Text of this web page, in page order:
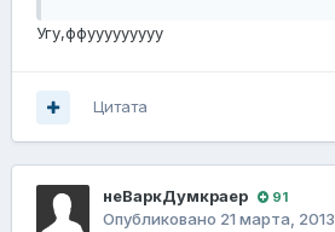
Угу,ффууууууууу
Цитата
неВаркДумкраер 91
Опубликовано 21 марта, 2013